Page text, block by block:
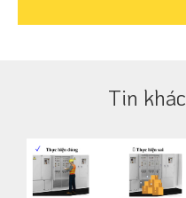
Tin khác